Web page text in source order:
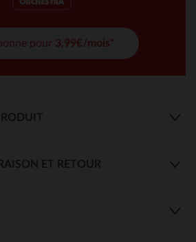
pour 3,99€/mois*
ET RETOUR